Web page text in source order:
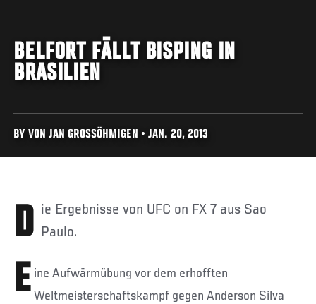
BELFORT FÄLLT BISPING IN
BRASILIEN
BY VON JAN GROSSÖHMIGEN • JAN. 20, 2013
Die Ergebnisse von UFC on FX 7 aus Sao Paulo.
E ine Aufwärmübung vor dem erhofften
Weltmeisterschaftskampf gegen Anderson Silva